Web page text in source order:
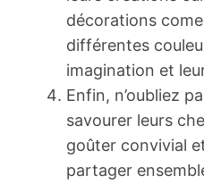
décorations
différentes
imagination et
Enfin, n’oubliez
savourer leurs
goûter convivial
partager